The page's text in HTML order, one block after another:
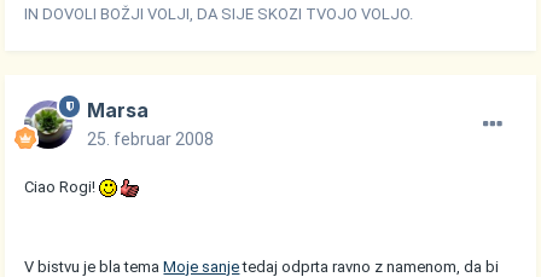
IN DOVOLI BOŽJI VOLJI, DA SIJE SKOZI TVOJO VOLJO.
Marsa
25. februar 2008
Ciao Rogi!
V bistvu je bla temaMoje sanjetedaj odprta ravno z namenom, da bi